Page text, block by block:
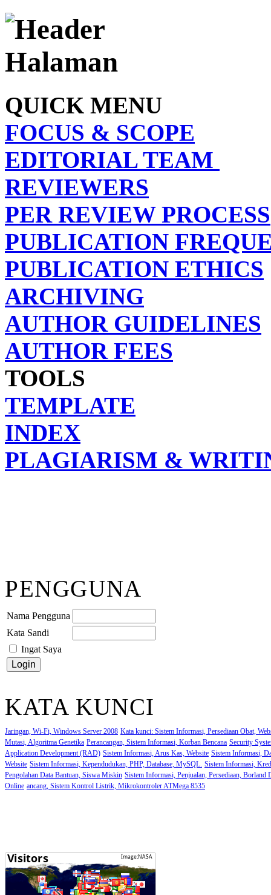
QUICK MENU
FOCUS & SCOPE
EDITORIAL TEAM
REVIEWERS
PER REVIEW PROCESS
PUBLICATION
PUBLICATION ETHICS
ARCHIVING
AUTHOR GUIDELINES
AUTHOR FEES
TOOLS
TEMPLATE
INDEX
PLAGIARISM &
PENGGUNA
Nama Pengguna
Kata Sandi
Ingat Saya
KATA KUNCI
Jaringan, Wi-Fi, Windows Server 2008 Kata kunci: Sistem Informasi, Persediaan Obat,
Mutasi, Algoritma Genetika Perancangan, Sistem Informasi, Korban Bencana Security
Application Development (RAD) Sistem Informasi, Arus Kas, Website Sistem Informasi,
Website Sistem Informasi, Kependudukan, PHP, Database, MySQL. Sistem Informasi,
Pengolahan Data Bantuan, Siswa Miskin Sistem Informasi, Penjualan, Persediaan, Borland
Online ancang, Sistem Kontrol Listrik, Mikrokontroler ATMega 8535